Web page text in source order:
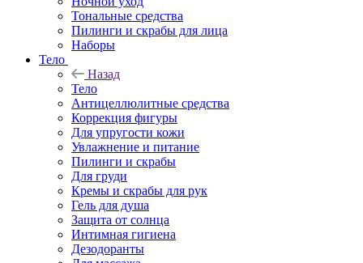
Тональные средства
Пилинги и скрабы для лица
Наборы
Тело
Назад
Тело
Антицеллюлитные средства
Коррекция фигуры
Для упругости кожи
Увлажнение и питание
Пилинги и скрабы
Для груди
Кремы и скрабы для рук
Гель для душа
Защита от солнца
Интимная гигиена
Дезодоранты